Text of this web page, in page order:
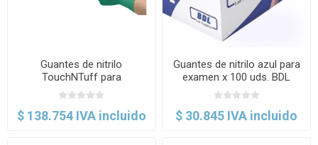
Guantes de nitrilo
TouchNTuff para
laboratorio, caja x 100 Uds.
Ansell
$ 138.754 IVA incluido
Guantes de nitrilo azul para
examen x 100 uds. BDL
$ 30.845 IVA incluido